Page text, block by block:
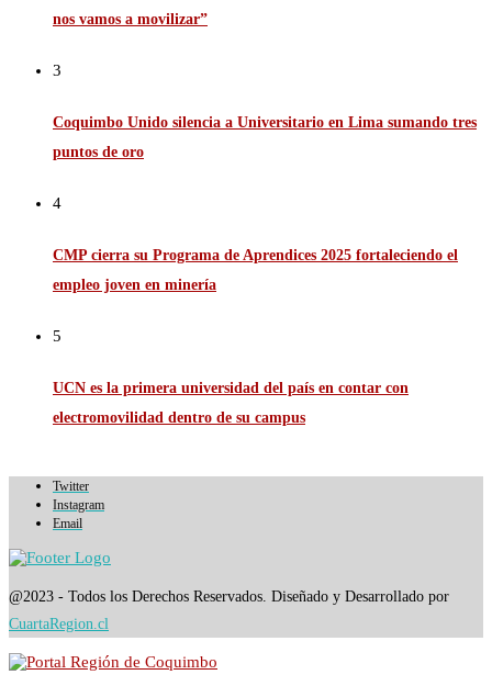
nos vamos a movilizar”
3
Coquimbo Unido silencia a Universitario en Lima sumando tres
puntos de oro
4
CMP cierra su Programa de Aprendices 2025 fortaleciendo el
empleo joven en minería
5
UCN es la primera universidad del país en contar con
electromovilidad dentro de su campus
Twitter
Instagram
Email
@2023 - Todos los Derechos Reservados. Diseñado y Desarrollado por
CuartaRegion.cl